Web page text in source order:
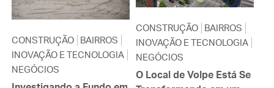
CONSTRUÇÃO BAIRROS
INOVAÇÃO E TECNOLOGIA
NEGÓCIOS
CONSTRUÇÃO BAIRROS
INOVAÇÃO E TECNOLOGIA
NEGÓCIOS
O Local de Volpe Está Se